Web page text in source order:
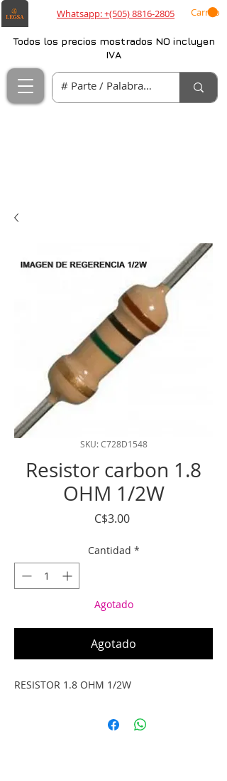
Whatsapp: +(505) 8816-2805 Carrito
Todos los precios mostrados NO incluyen
IVA
SKU: C728D1548
Resistor carbon 1.8
OHM 1/2W
C$3.00Precio
Cantidad *
Agotado
Agotado
RESISTOR 1.8 OHM 1/2W